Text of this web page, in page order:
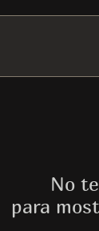
No
para